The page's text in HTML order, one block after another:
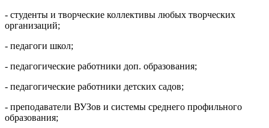
- студенты и творческие коллективы любых творческих
организаций;
- педагоги школ;
- педагогические работники доп. образования;
- педагогические работники детских садов;
- преподаватели ВУЗов и системы среднего профильного
образования;